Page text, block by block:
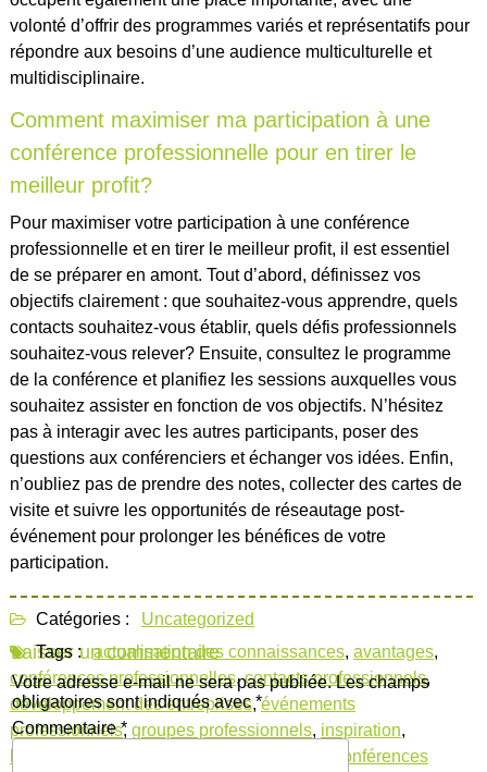
volonté d’offrir des programmes variés et représentatifs pour
répondre aux besoins d’une audience multiculturelle et
multidisciplinaire.
Comment maximiser ma participation à une
conférence professionnelle pour en tirer le
meilleur profit?
Pour maximiser votre participation à une conférence
professionnelle et en tirer le meilleur profit, il est essentiel
de se préparer en amont. Tout d’abord, définissez vos
objectifs clairement : que souhaitez-vous apprendre, quels
contacts souhaitez-vous établir, quels défis professionnels
souhaitez-vous relever? Ensuite, consultez le programme
de la conférence et planifiez les sessions auxquelles vous
souhaitez assister en fonction de vos objectifs. N’hésitez
pas à interagir avec les autres participants, poser des
questions aux conférenciers et échanger vos idées. Enfin,
n’oubliez pas de prendre des notes, collecter des cartes de
visite et suivre les opportunités de réseautage post-
événement pour prolonger les bénéfices de votre
participation.
Catégories :
Uncategorized
Tags : actualisation des connaissances, avantages,
conférences professionnelles,contacts professionnels,
développement des entreprises,événements
professionnels, groupes professionnels, inspiration,
networking lors de conférences
Laisser un commentaire
Votre adresse e-mail ne sera pas publiée. Les champs
obligatoires sont indiqués avec*
Commentaire*